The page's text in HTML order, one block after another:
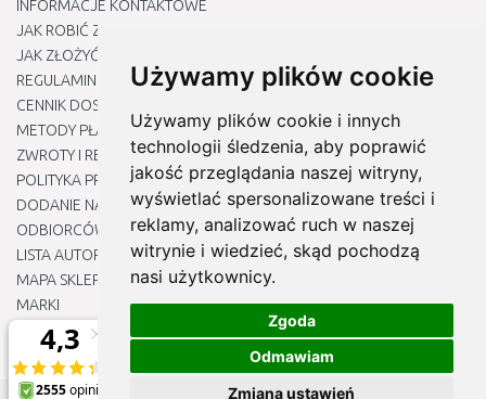
Używamy plików cookie
Używamy plików cookie i innych
technologii śledzenia, aby poprawić
jakość przeglądania naszej witryny,
wyświetlać spersonalizowane treści i
reklamy, analizować ruch w naszej
witrynie i wiedzieć, skąd pochodzą
nasi użytkownicy.
Zgoda
Odmawiam
Zmiana ustawień
INFORMACJE KONTAKTOWE
JAK ROBIĆ ZAKUPY ?
JAK ZŁOŻYĆ REKLAMACJĘ
REGULAMIN
CENNIK DOSTAWY
METODY PŁATNOŚCI
ZWROTY I REKLAMACJE PRODUKTÓW
POLITYKA PRYWATNOŚCI
DODANIE NASZYCH ADRESÓW E-MAIL DO LISTY ZAUFANYCH
ODBIORCÓW
LISTA AUTORYZOWANYCH CENTRÓW SERWISOWYCH
MAPA SKLEPU
MARKI
BLOGU
EDYTUJ MOJE PREFERENCJE DOTYCZĄCE PLIKÓW COOKIE